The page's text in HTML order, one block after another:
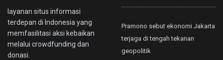
layanan situs informasi
terdepan di Indonesia yang
memfasilitasi aksi kebaikan
melalui crowdfunding dan
donasi.
Pramono sebut ekonomi Jakarta
terjaga di tengah tekanan
geopolitik